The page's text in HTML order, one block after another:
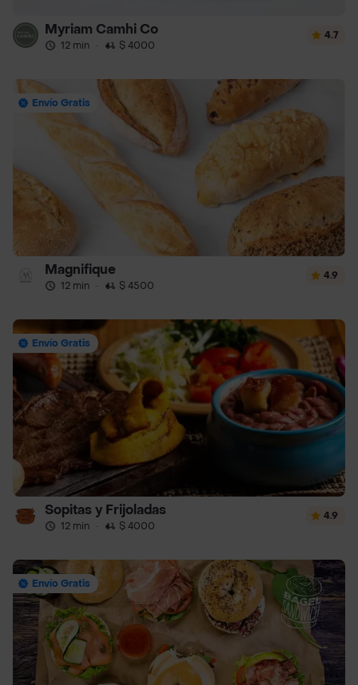
Myriam Camhi Co
12 min · $ 4000
4.7
Envío Gratis
Magnifique
12 min · $ 4500
4.9
Envío Gratis
Sopitas y Frijoladas
12 min · $ 4000
4.9
Envío Gratis